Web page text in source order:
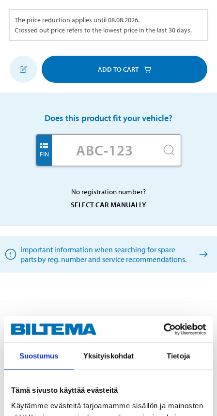
Suostumus Yksityiskohdat Tietoja
Tämä sivusto käyttää evästeitä
Käytämme evästeitä tarjoamamme sisällön ja mainosten
The price reduction applies until08.08.2026.
Crossed out price refers to the lowest price in the last 30 days.
ADD TO CART
Does this product fit your vehicle?
FIN
No registration number?
SELECT CAR MANUALLY
Important information when searching for spare
parts by reg. number and service recommendations.
Model-specific rear window wiper blade
with specific mount for SEAT Leon 03/2009-12/2012,
07/2011-12/2014, VOLVO V40 03/2012-.